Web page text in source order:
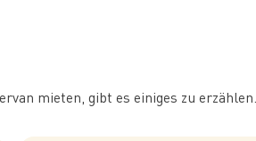
mieten, gibt es einiges zu erzählen.